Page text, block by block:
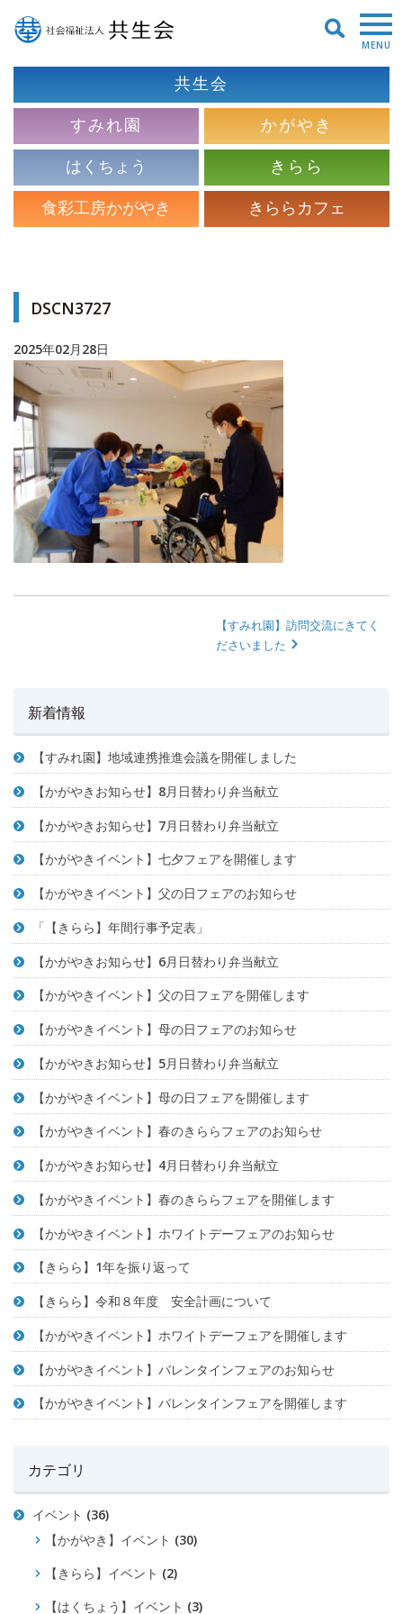
MENU
共生会
すみれ園
かがやき
はくちょう
きらら
食彩工房かがやき
きららカフェ
DSCN3727
2025年02月28日
【すみれ園】訪問交流にきてく
ださいました
新着情報
【すみれ園】地域連携推進会議を開催しました
【かがやきお知らせ】8月日替わり弁当献立
【かがやきお知らせ】7月日替わり弁当献立
【かがやきイベント】七夕フェアを開催します
【かがやきイベント】父の日フェアのお知らせ
「【きらら】年間行事予定表」
【かがやきお知らせ】6月日替わり弁当献立
【かがやきイベント】父の日フェアを開催します
【かがやきイベント】母の日フェアのお知らせ
【かがやきお知らせ】5月日替わり弁当献立
【かがやきイベント】母の日フェアを開催します
【かがやきイベント】春のきららフェアのお知らせ
【かがやきお知らせ】4月日替わり弁当献立
【かがやきイベント】春のきららフェアを開催します
【かがやきイベント】ホワイトデーフェアのお知らせ
【きらら】1年を振り返って
【きらら】令和８年度 安全計画について
【かがやきイベント】ホワイトデーフェアを開催します
【かがやきイベント】バレンタインフェアのお知らせ
【かがやきイベント】バレンタインフェアを開催します
カテゴリ
イベント (36)
【かがやき】イベント (30)
【きらら】イベント (2)
【はくちょう】イベント (3)